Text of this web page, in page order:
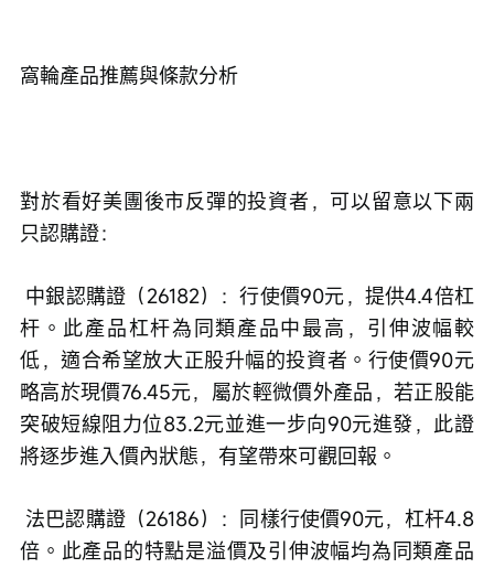
窩輪產品推薦與條款分析
對於看好美團後市反彈的投資者，可以留意以下兩
只認購證：
杆。此產品杠杆為同類產品中最高，引伸波幅較
低，適合希望放大正股升幅的投資者。行使價90元
略高於現價76.45元，屬於輕微價外產品，若正股能
突破短線阻力位83.2元並進一步向90元進發，此證
將逐步進入價內狀態，有望帶來可觀回報。
倍。此產品的特點是溢價及引伸波幅均為同類產品